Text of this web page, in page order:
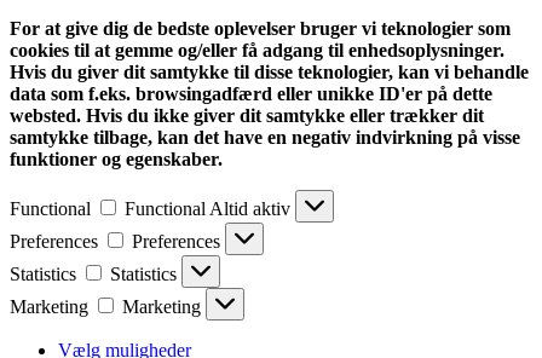
For at give dig de bedste oplevelser bruger vi teknologier som
cookies til at gemme og/eller få adgang til enhedsoplysninger.
Hvis du giver dit samtykke til disse teknologier, kan vi behandle
data som f.eks. browsingadfærd eller unikke ID'er på dette
websted. Hvis du ikke giver dit samtykke eller trækker dit
samtykke tilbage, kan det have en negativ indvirkning på visse
funktioner og egenskaber.
Functional Functional Altid aktiv
Preferences
Preferences
Statistics
Statistics
Marketing
Marketing
Vælg muligheder